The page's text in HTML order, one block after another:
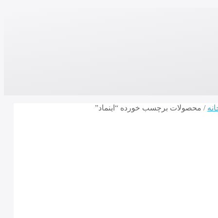
/ محصولات برچسب خورده “اینماد”